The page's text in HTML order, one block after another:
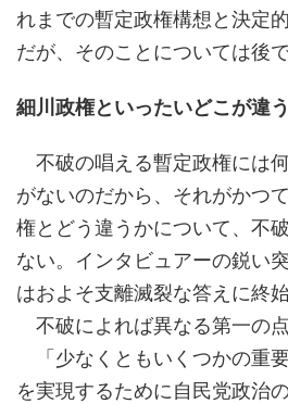
れまでの暫定政権構想と決定
だが、そのことについては後
細川政権といったいどこが違
不破の唱える暫定政権には
がないのだから、それがかつ
権とどう違うかについて、不
ない。インタビュアーの鋭い
はおよそ支離滅裂な答えに終
不破によれば異なる第一の点
「少なくともいくつかの重
を実現するために自民党政治